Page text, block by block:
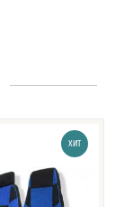
ХИТ